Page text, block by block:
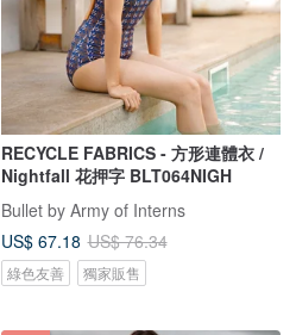
RECYCLE FABRICS - 方形連體衣 /
Nightfall 花押字 BLT064NIGH
Bullet by Army of Interns
US$ 67.18 US$ 76.34
綠色友善 獨家販售